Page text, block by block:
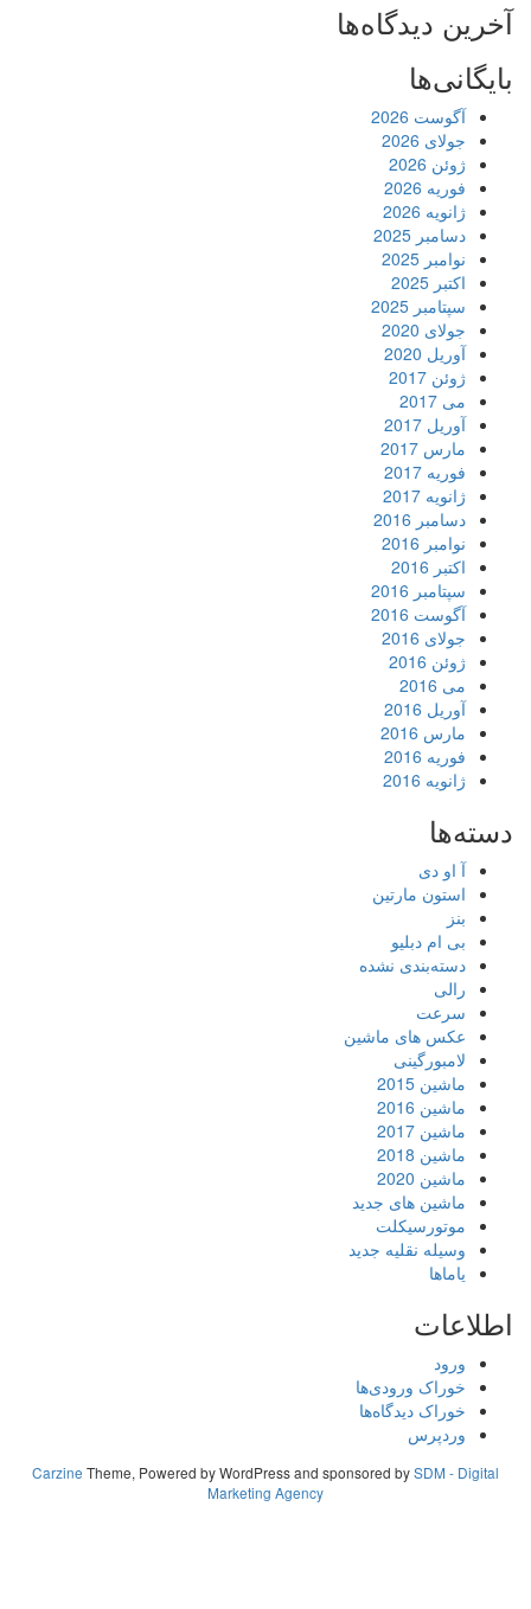
آخرین دیدگاه‌ها
بایگانی‌ها
آگوست 2026
جولای 2026
ژوئن 2026
فوریه 2026
ژانویه 2026
دسامبر 2025
نوامبر 2025
اکتبر 2025
سپتامبر 2025
جولای 2020
آوریل 2020
ژوئن 2017
می 2017
آوریل 2017
مارس 2017
فوریه 2017
ژانویه 2017
دسامبر 2016
نوامبر 2016
اکتبر 2016
سپتامبر 2016
آگوست 2016
جولای 2016
ژوئن 2016
می 2016
آوریل 2016
مارس 2016
فوریه 2016
ژانویه 2016
دسته‌ها
آ او دی
استون مارتین
بنز
بی ام دبلیو
دسته‌بندی نشده
رالی
سرعت
عکس های ماشین
لامبورگینی
ماشین 2015
ماشین 2016
ماشین 2017
ماشین 2018
ماشین 2020
ماشین های جدید
موتورسیکلت
وسیله نقلیه جدید
یاماها
اطلاعات
ورود
خوراک ورودی‌ها
خوراک دیدگاه‌ها
وردپرس
CarzineTheme, Powered by WordPress and sponsored bySDM - Digital
Marketing Agency